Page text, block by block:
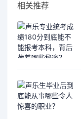
相关推荐